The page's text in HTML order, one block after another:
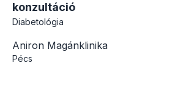
konzultáció
Diabetológia
Aniron Magánklinika
Pécs